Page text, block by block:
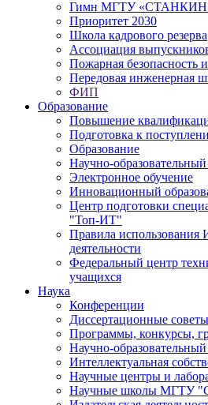
Гимн МГТУ
Приоритет 2030
Школа кадрового резерва
Ассоциация
Пожарная безопасность
Передовая инженерная
ФИП
Образование
Повышение
Подготовка к
Образование
Научно-
Электронное обучение
Инновационный
Центр подготовки
"Топ-ИТ"
Правила использования
деятельности
Федеральный центр
учащихся
Наука
Конференции
Диссертационные советы
Программы, конкурсы,
Научно-
Интеллектуальная
Научные центры и
Научные школы МГТУ